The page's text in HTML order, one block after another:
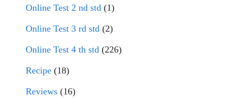
Online Test 2 nd std (1)
Online Test 3 rd std (2)
Online Test 4 th std (226)
Recipe (18)
Reviews (16)